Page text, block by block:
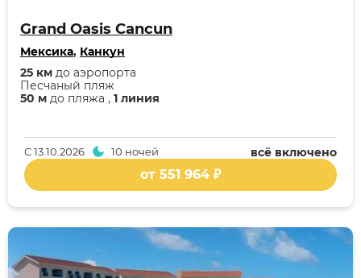
Grand Oasis Cancun
Мексика, Канкун
50 м до пляжа , 1 линия
Песчаный пляж
25 км до аэропорта
всё включено
С13.10.2026 10 ночей
от 551 964 ₽